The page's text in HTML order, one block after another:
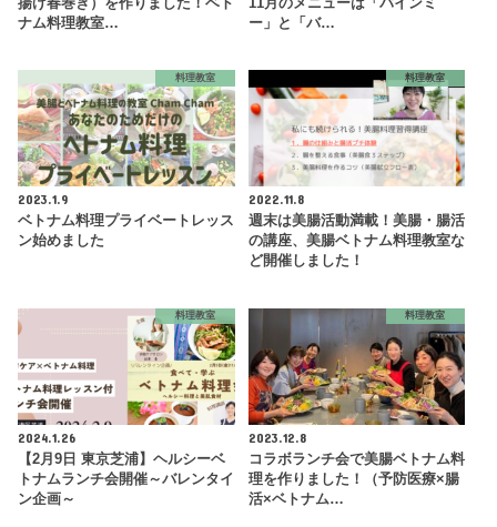
揚げ春巻き）を作りました！ベト
ナム料理教室…
11月のメニューは「バインミ
ー」と「バ…
料理教室
2023.1.9
ベトナム料理プライベートレッス
ン始めました
料理教室
2022.11.8
週末は美腸活動満載！美腸・腸活
の講座、美腸ベトナム料理教室な
ど開催しました！
料理教室
2024.1.26
【2月9日 東京芝浦】ヘルシーベ
トナムランチ会開催～バレンタイ
ン企画～
料理教室
2023.12.8
コラボランチ会で美腸ベトナム料
理を作りました！（予防医療×腸
活×ベトナム…